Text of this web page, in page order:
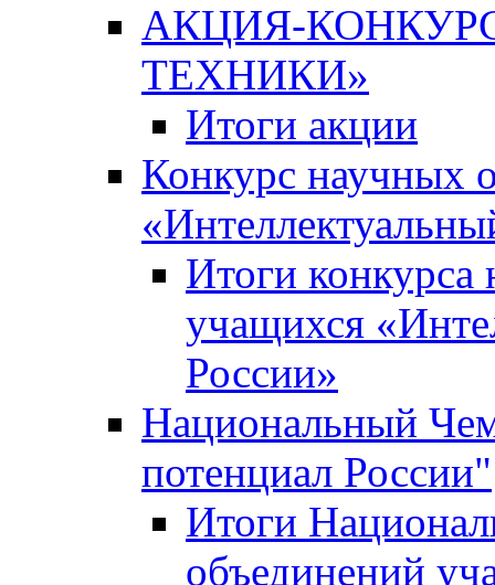
АКЦИЯ-
ТЕХНИКИ»
Итоги акции
Конкурс научных
Итоги
учащихся
России»
Национальный
потенциал России"
Итоги
объединений